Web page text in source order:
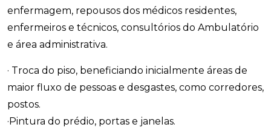
enfermagem, repousos dos médicos residentes,
enfermeiros e técnicos, consultórios do Ambulatório
e área administrativa.
· Troca do piso, beneficiando inicialmente áreas de
maior fluxo de pessoas e desgastes, como corredores,
postos.
·Pintura do prédio, portas e janelas.